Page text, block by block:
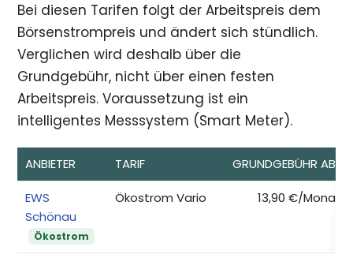
Bei diesen Tarifen folgt der Arbeitspreis dem
Börsenstrompreis und ändert sich stündlich.
Verglichen wird deshalb über die
Grundgebühr, nicht über einen festen
Arbeitspreis. Voraussetzung ist ein
intelligentes Messsystem (Smart Meter).
ANBIETER TARIF GRUNDGEBÜHR AB*
EWS
Schönau
Ökostrom
Ökostrom Vario 13,90 €/Monat